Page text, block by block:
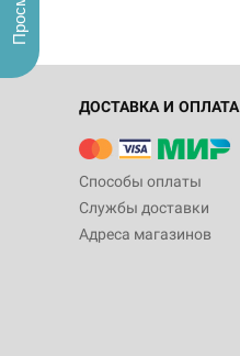
ДОСТАВКА И ОПЛАТА
Способы оплаты
Службы доставки
Адреса магазинов